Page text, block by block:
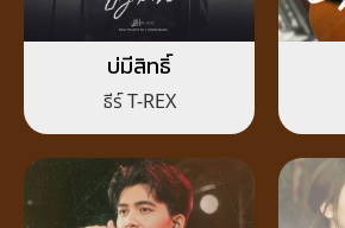
บ่มีสิทธิ์
ธีร์ T-REX